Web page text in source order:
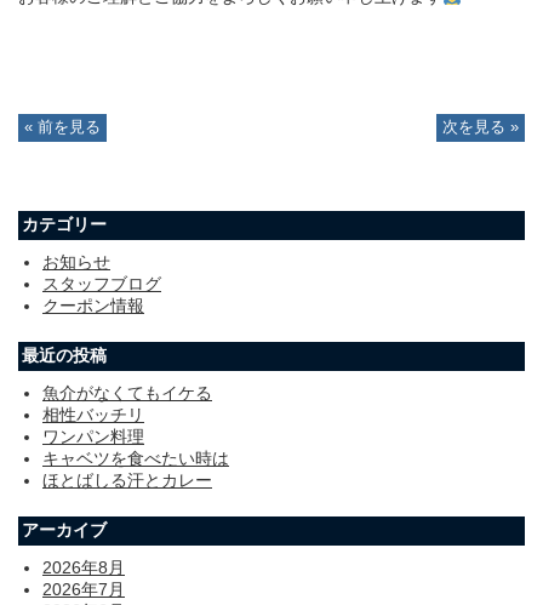
« 前を見る 次を見る »
カテゴリー
お知らせ
スタッフブログ
クーポン情報
最近の投稿
魚介がなくてもイケる
相性バッチリ
ワンパン料理
キャベツを食べたい時は
ほとばしる汗とカレー
アーカイブ
2026年8月
2026年7月